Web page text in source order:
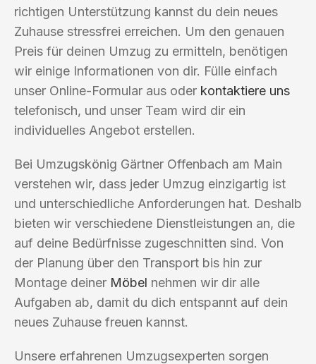
richtigen Unterstützung kannst du dein neues
Zuhause stressfrei erreichen. Um den genauen
Preis für deinen Umzug zu ermitteln, benötigen
wir einige Informationen von dir. Fülle einfach
unser Online-Formular aus oder kontaktiere uns
telefonisch, und unser Team wird dir ein
individuelles Angebot erstellen.
Bei Umzugskönig Gärtner Offenbach am Main
verstehen wir, dass jeder Umzug einzigartig ist
und unterschiedliche Anforderungen hat. Deshalb
bieten wir verschiedene Dienstleistungen an, die
auf deine Bedürfnisse zugeschnitten sind. Von
der Planung über den Transport bis hin zur
Montage deiner Möbel nehmen wir dir alle
Aufgaben ab, damit du dich entspannt auf dein
neues Zuhause freuen kannst.
Unsere erfahrenen Umzugsexperten sorgen